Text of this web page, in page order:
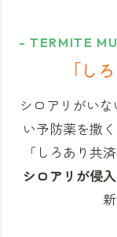
- TERMITE
「し
シロアリがい
い予防薬を撒
「しろあり共済
シロアリが侵